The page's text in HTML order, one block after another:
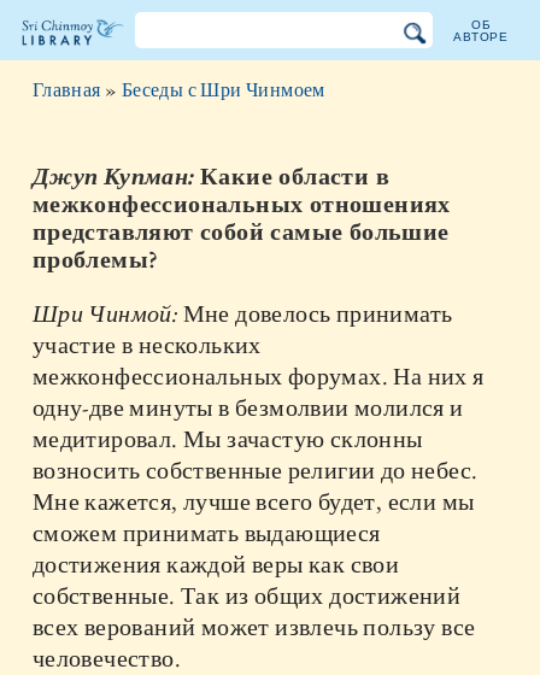
Библиотека
Чинмоя
ОБ
АВТОРЕ
Главная » Беседы с Шри Чинмоем
Джуп Купман:Какие области в
межконфессиональных отношениях
представляют собой самые большие
проблемы?
Шри Чинмой:Мне довелось принимать
участие в нескольких
межконфессиональных форумах. На них я
одну-две минуты в безмолвии молился и
медитировал. Мы зачастую склонны
возносить собственные религии до небес.
Мне кажется, лучше всего будет, если мы
сможем принимать выдающиеся
достижения каждой веры как свои
собственные. Так из общих достижений
всех верований может извлечь пользу все
человечество.